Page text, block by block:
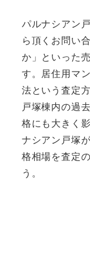
パルナシアン
ら頂くお問い
か」といった
す。居住用マ
法という査定
戸塚棟内の過
格にも大きく
ナシアン戸塚
格相場を査定
う。